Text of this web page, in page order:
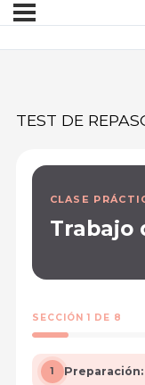
TEST DE
CLASE
Trabajo
SECCIÓN 1 DE 8
1